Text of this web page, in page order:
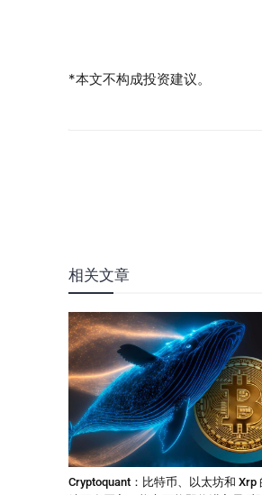
*本文不构成投资建议。
相关文章
Cryptoquant：比特币、以太坊和 Xrp